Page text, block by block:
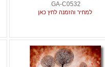
GA-C0532
למחיר והזמנה לחץ כאן